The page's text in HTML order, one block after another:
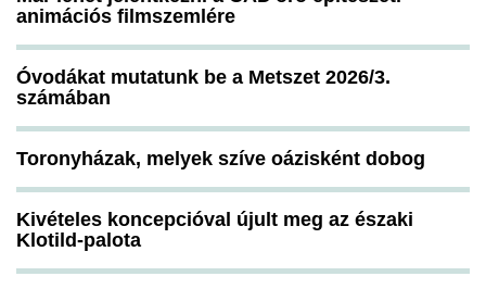
animációs filmszemlére
Óvodákat mutatunk be a Metszet 2026/3.
számában
Toronyházak, melyek szíve oázisként dobog
Kivételes koncepcióval újult meg az északi
Klotild-palota